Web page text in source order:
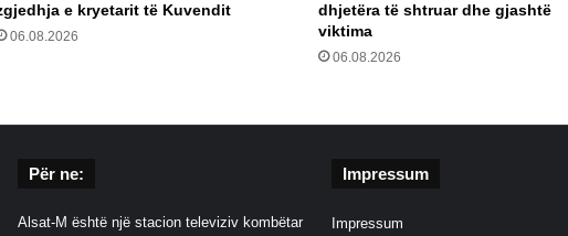
e kryetarit të Kuvendit
06.08.2026
dhjetëra të shtruar dhe gjashtë
viktima
06.08.2026
Për ne:
Alsat-M është një stacion televiziv kombëtar
Impressum
Impressum